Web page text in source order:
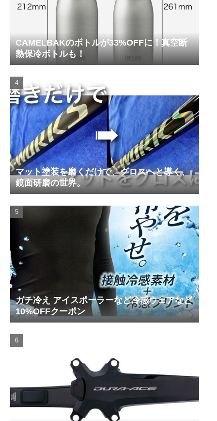
CAMELBAKのボトルが33%OFFに！真空断
熱保冷ボトルも！
マット塗装を磨くだけで、グロスへと導く、
鏡面研磨の世界。
ガチ冷え アイスポーラーなど冷感ウェアなど
10%OFFクーポン